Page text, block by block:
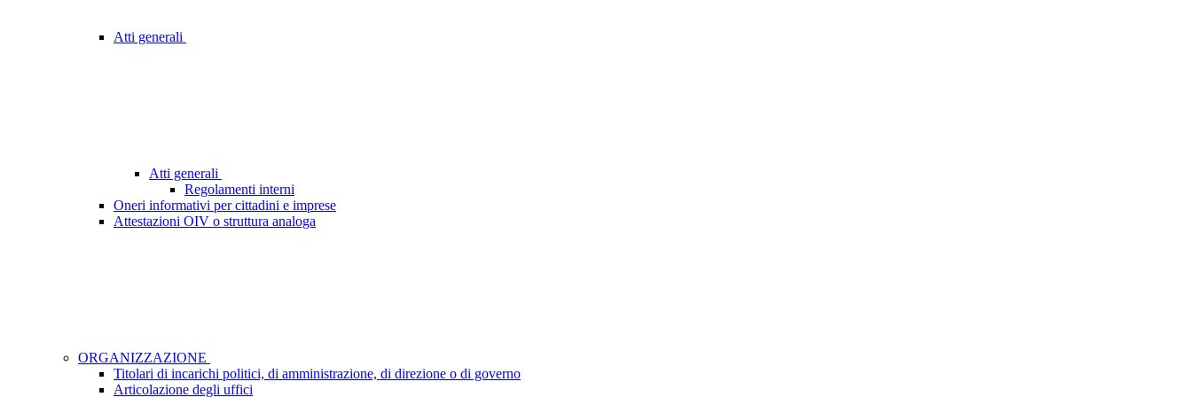
Atti generali
Atti generali
Regolamenti interni
Oneri informativi per cittadini e imprese
Attestazioni OIV o struttura analoga
ORGANIZZAZIONE
Titolari di incarichi politici, di amministrazione, di direzione o di governo
Articolazione degli uffici